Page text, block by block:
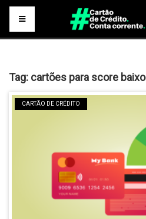
Tag: cartões para score baixo
CARTÃO DE CRÉDITO